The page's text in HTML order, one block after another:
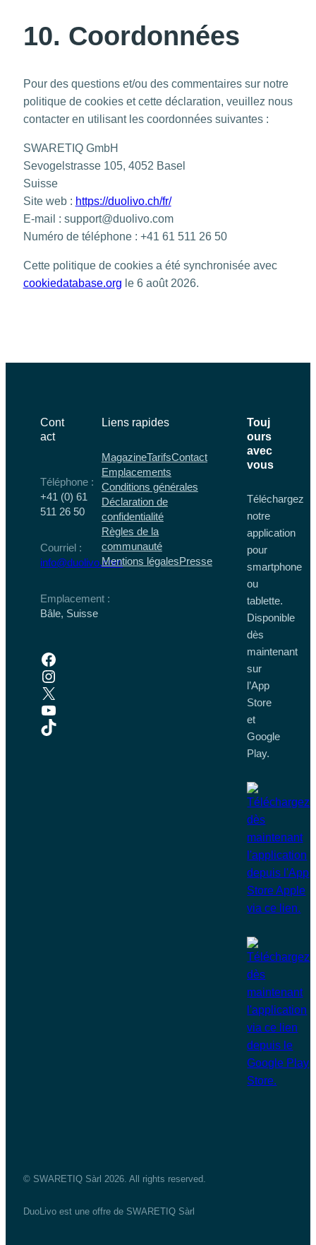
10. Coordonnées
Pour des questions et/ou des commentaires sur notre
politique de cookies et cette déclaration, veuillez nous
contacter en utilisant les coordonnées suivantes :
SWARETIQ GmbH
Sevogelstrasse 105, 4052 Basel
Suisse
Site web : https://duolivo.ch/fr/
E-mail : support@duolivo.com
Numéro de téléphone : +41 61 511 26 50
Cette politique de cookies a été synchronisée avec
cookiedatabase.org le 6 août 2026.
Cont
act
Téléphone :
+41 (0) 61
511 26 50
Courriel :
info@duolivo.com
Emplacement :
Bâle, Suisse
Facebook
Instagram
X
YouTube
TikTok
Liens rapides
MagazineTarifsContact
Emplacements
Conditions générales
Déclaration de
confidentialité
Règles de la
communauté
Mentions légalesPresse
Touj
ours
avec
vous
Téléchargez
notre
application
pour
smartphone
ou
tablette.
Disponible
dès
maintenant
sur
l’App
Store
et
Google
Play.
© SWARETIQ Sàrl 2026. All rights reserved.
DuoLivo est une offre de SWARETIQ Sàrl